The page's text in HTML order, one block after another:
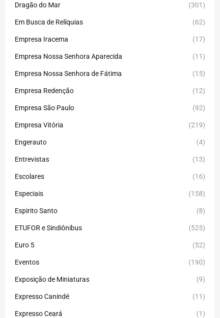
Dragão do Mar (301)
Em Busca de Relíquias (62)
Empresa Iracema (17)
Empresa Nossa Senhora Aparecida (11)
Empresa Nossa Senhora de Fátima (15)
Empresa Redenção (12)
Empresa São Paulo (92)
Empresa Vitória (219)
Engerauto (4)
Entrevistas (13)
Escolares (16)
Especiais (158)
Espirito Santo (8)
ETUFOR e Sindiônibus (525)
Euro 5 (52)
Eventos (190)
Exposição de Miniaturas (9)
Expresso Canindé (11)
Expresso Ceará (1)